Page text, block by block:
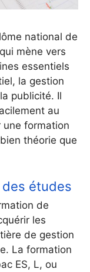
national de
mène vers
essentiels
la gestion
publicité. Il
au
une formation
théorie que
études
de
les
de gestion
La formation
ES, L, ou